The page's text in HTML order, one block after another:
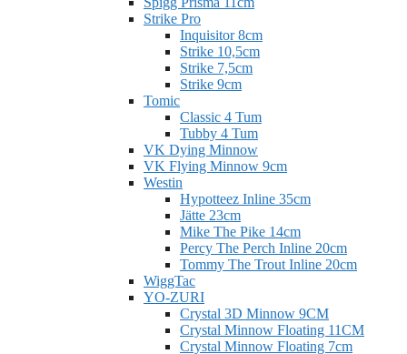
Strike Pro
Inquisitor 8cm
Strike 10,5cm
Strike 7,5cm
Strike 9cm
Tomic
Classic 4 Tum
Tubby 4 Tum
VK Dying Minnow
VK Flying Minnow 9cm
Westin
Hypotteez Inline 35cm
Jätte 23cm
Mike The Pike 14cm
Percy The Perch Inline 20cm
Tommy The Trout Inline 20cm
WiggTac
YO-ZURI
Crystal 3D Minnow 9CM
Crystal Minnow Floating 11CM
Crystal Minnow Floating 7cm